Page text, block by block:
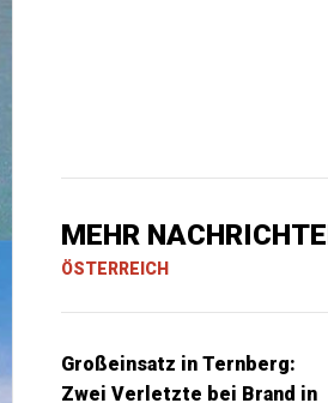
MEHR
ÖSTERREICH
Großeinsatz in Ternberg:
Zwei Verletzte bei Brand in